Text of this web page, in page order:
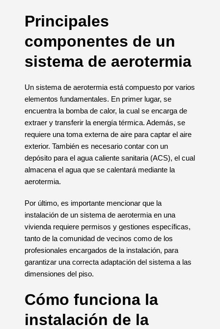
Principales
componentes de un
sistema de aerotermia
Un sistema de aerotermia está compuesto por varios
elementos fundamentales. En primer lugar, se
encuentra la bomba de calor, la cual se encarga de
extraer y transferir la energía térmica. Además, se
requiere una toma externa de aire para captar el aire
exterior. También es necesario contar con un
depósito para el agua caliente sanitaria (ACS), el cual
almacena el agua que se calentará mediante la
aerotermia.
Por último, es importante mencionar que la
instalación de un sistema de aerotermia en una
vivienda requiere permisos y gestiones específicas,
tanto de la comunidad de vecinos como de los
profesionales encargados de la instalación, para
garantizar una correcta adaptación del sistema a las
dimensiones del piso.
Cómo funciona la
instalación de la